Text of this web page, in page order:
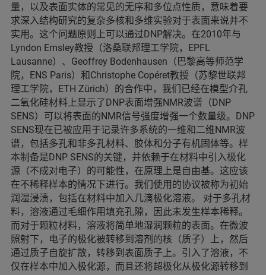
量，以及表面实体的常见的无序和多位点性质，意味着要
求深入结构研究的复杂多核和多维实验对于表面来说并不
实用。这个问题原则上可以通过DNP解决。在2010年与
Lyndon Emsley教授（洛桑联邦理工学院，EPFL
Lausanne）、Geoffrey Bodenhausen（巴黎高等师范学
院，ENS Paris）和Christophe Copéret教授（苏黎世联邦
理工学院，ETH Zürich）的合作中，我们已经在模型介孔
二氧化硅材料上显示了DNP表面增强NMR波谱（DNP
SENS）可以将表面的NMR信号强度增强一个数量级。DNP
SENS现在已被应用于记录许多系统的一维和二维NMR波
谱，包括多孔和非多孔材料、胶体和分子有机固体等。样
本制备是DNP SENS的关键，并依赖于在材料中引入极化
源（不成对电子）的可能性，在原理上是自由基。这应该
在不稀释样本的情况下进行。我们使用的协议被称为初始
润湿浸渍，包括在材料中加入几滴极化溶液。 对于多孔材
料，溶液通过毛细作用填充孔隙，因此未发生样本稀释。
而对于颗粒材料，溶液将简单地湿润颗粒的表面。在微波
照射下，电子的极化被转移到溶剂的核（质子）上，然后
通过质子自旋扩散，转移到表面质子上。引入了溶液，不
仅在样本中加入极化源，而且还将超极化从极化源转移到